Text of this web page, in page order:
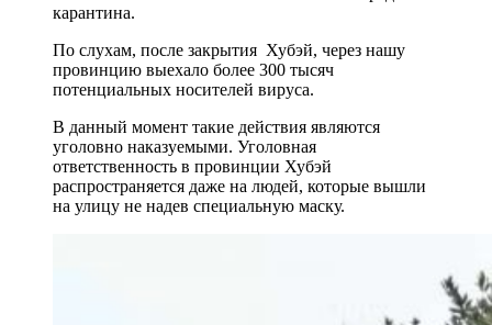
карантина.
По слухам, после закрытия Хубэй, через нашу
провинцию выехало более 300 тысяч
потенциальных носителей вируса.
В данный момент такие действия являются
уголовно наказуемыми. Уголовная
ответственность в провинции Хубэй
распространяется даже на людей, которые вышли
на улицу не надев специальную маску.